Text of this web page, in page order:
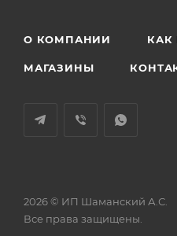
О КОМПАНИИ КАК
МАГАЗИНЫ
2026 © ИП Шаманский А.С.
Все права защищены.